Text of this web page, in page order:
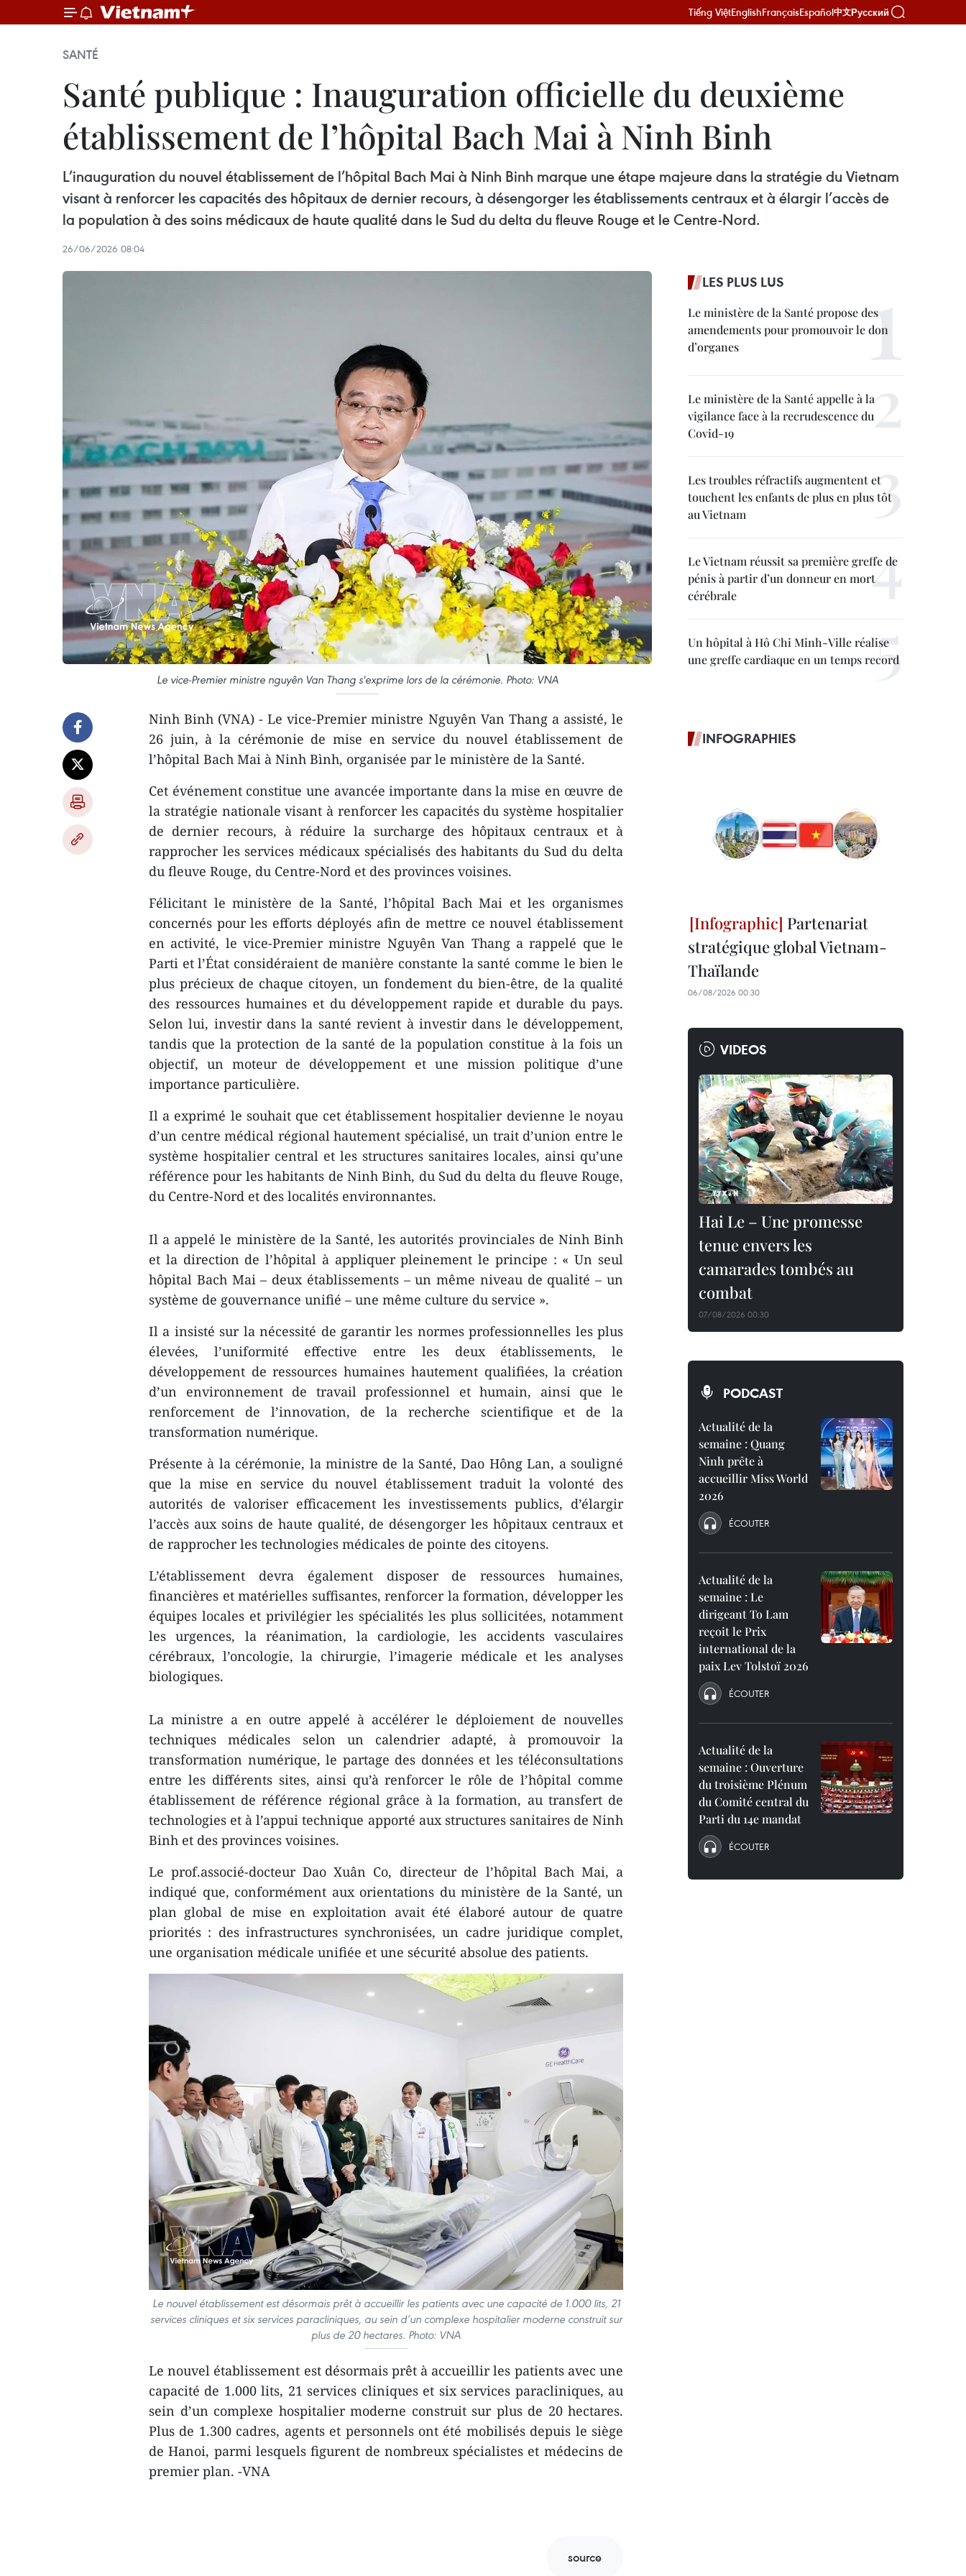
Tiếng ViệtEnglishFrançaisEspañol中文Русский
SANTÉ
Santé publique : Inauguration officielle du deuxième
établissement de l’hôpital Bach Mai à Ninh Binh
L’inauguration du nouvel établissement de l’hôpital Bach Mai à Ninh Binh marque une étape majeure dans la stratégie du Vietnam
visant à renforcer les capacités des hôpitaux de dernier recours, à désengorger les établissements centraux et à élargir l’accès de
la population à des soins médicaux de haute qualité dans le Sud du delta du fleuve Rouge et le Centre-Nord.
26/06/2026 08:04
Le vice-Premier ministre nguyên Van Thang s'exprime lors de la cérémonie. Photo: VNA
Ninh Binh (VNA) - Le vice-Premier ministre Nguyên Van Thang a assisté, le
26 juin, à la cérémonie de mise en service du nouvel établissement de
l’hôpital Bach Mai à Ninh Bình, organisée par le ministère de la Santé.
Cet événement constitue une avancée importante dans la mise en œuvre de
la stratégie nationale visant à renforcer les capacités du système hospitalier
de dernier recours, à réduire la surcharge des hôpitaux centraux et à
rapprocher les services médicaux spécialisés des habitants du Sud du delta
du fleuve Rouge, du Centre-Nord et des provinces voisines.
Félicitant le ministère de la Santé, l’hôpital Bach Mai et les organismes
concernés pour les efforts déployés afin de mettre ce nouvel établissement
en activité, le vice-Premier ministre Nguyên Van Thang a rappelé que le
Parti et l’État considéraient de manière constante la santé comme le bien le
plus précieux de chaque citoyen, un fondement du bien-être, de la qualité
des ressources humaines et du développement rapide et durable du pays.
Selon lui, investir dans la santé revient à investir dans le développement,
tandis que la protection de la santé de la population constitue à la fois un
objectif, un moteur de développement et une mission politique d’une
importance particulière.
Il a exprimé le souhait que cet établissement hospitalier devienne le noyau
d’un centre médical régional hautement spécialisé, un trait d’union entre le
système hospitalier central et les structures sanitaires locales, ainsi qu’une
référence pour les habitants de Ninh Binh, du Sud du delta du fleuve Rouge,
du Centre-Nord et des localités environnantes.
Il a appelé le ministère de la Santé, les autorités provinciales de Ninh Binh
et la direction de l’hôpital à appliquer pleinement le principe : « Un seul
hôpital Bach Mai – deux établissements – un même niveau de qualité – un
système de gouvernance unifié – une même culture du service ».
Il a insisté sur la nécessité de garantir les normes professionnelles les plus
élevées, l’uniformité effective entre les deux établissements, le
développement de ressources humaines hautement qualifiées, la création
d’un environnement de travail professionnel et humain, ainsi que le
renforcement de l’innovation, de la recherche scientifique et de la
transformation numérique.
Présente à la cérémonie, la ministre de la Santé, Dao Hông Lan, a souligné
que la mise en service du nouvel établissement traduit la volonté des
autorités de valoriser efficacement les investissements publics, d’élargir
l’accès aux soins de haute qualité, de désengorger les hôpitaux centraux et
de rapprocher les technologies médicales de pointe des citoyens.
L’établissement devra également disposer de ressources humaines,
financières et matérielles suffisantes, renforcer la formation, développer les
équipes locales et privilégier les spécialités les plus sollicitées, notamment
les urgences, la réanimation, la cardiologie, les accidents vasculaires
cérébraux, l’oncologie, la chirurgie, l’imagerie médicale et les analyses
biologiques.
La ministre a en outre appelé à accélérer le déploiement de nouvelles
techniques médicales selon un calendrier adapté, à promouvoir la
transformation numérique, le partage des données et les téléconsultations
entre les différents sites, ainsi qu’à renforcer le rôle de l’hôpital comme
établissement de référence régional grâce à la formation, au transfert de
technologies et à l’appui technique apporté aux structures sanitaires de Ninh
Binh et des provinces voisines.
Le prof.associé-docteur Dao Xuân Co, directeur de l’hôpital Bach Mai, a
indiqué que, conformément aux orientations du ministère de la Santé, un
plan global de mise en exploitation avait été élaboré autour de quatre
priorités : des infrastructures synchronisées, un cadre juridique complet,
une organisation médicale unifiée et une sécurité absolue des patients.
Le nouvel établissement est désormais prêt à accueillir les patients avec une capacité de 1.000 lits, 21
services cliniques et six services paracliniques, au sein d’un complexe hospitalier moderne construit sur
plus de 20 hectares. Photo: VNA
Le nouvel établissement est désormais prêt à accueillir les patients avec une
capacité de 1.000 lits, 21 services cliniques et six services paracliniques, au
sein d’un complexe hospitalier moderne construit sur plus de 20 hectares.
Plus de 1.300 cadres, agents et personnels ont été mobilisés depuis le siège
de Hanoi, parmi lesquels figurent de nombreux spécialistes et médecins de
premier plan. -VNA
source
LES PLUS LUS
Le ministère de la Santé propose des
amendements pour promouvoir le don
d’organes
Le ministère de la Santé appelle à la
vigilance face à la recrudescence du
Covid-19
Les troubles réfractifs augmentent et
touchent les enfants de plus en plus tôt
au Vietnam
Le Vietnam réussit sa première greffe de
pénis à partir d’un donneur en mort
cérébrale
Un hôpital à Hô Chi Minh-Ville réalise
une greffe cardiaque en un temps record
INFOGRAPHIES
Partenariat
stratégique global Vietnam-
Thaïlande
06/08/2026 00:30
VIDEOS
Hai Le – Une promesse
tenue envers les
camarades tombés au
combat
07/08/2026 00:30
PODCAST
Actualité de la
semaine : Quang
Ninh prête à
accueillir Miss World
2026
ÉCOUTER
Actualité de la
semaine : Le
dirigeant To Lam
reçoit le Prix
international de la
paix Lev Tolstoï 2026
ÉCOUTER
Actualité de la
semaine : Ouverture
du troisième Plénum
du Comité central du
Parti du 14e mandat
ÉCOUTER